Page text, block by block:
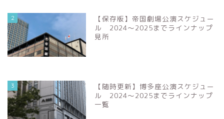
2
【保存版】帝国劇場公演スケジュー
ル 2024～2025までラインナップ
見所
3
【随時更新】博多座公演スケジュー
ル 2024～2025までラインナップ
一覧